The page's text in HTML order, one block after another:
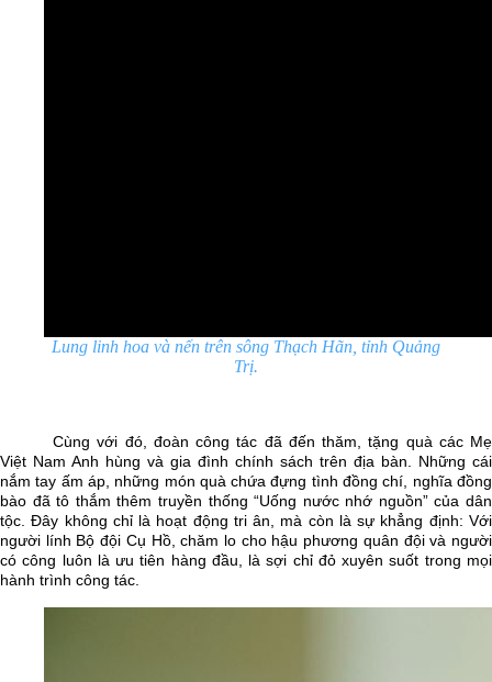
Lung linh hoa và nến trên sông Thạch Hãn, tỉnh Quảng
Trị.
Cùng với đó, đoàn công tác đã đến thăm, tặng quà các Mẹ
Việt Nam Anh hùng và gia đình chính sách trên địa bàn. Những cái
nắm tay ấm áp, những món quà chứa đựng tình đồng chí, nghĩa đồng
bào đã tô thắm thêm truyền thống “Uống nước nhớ nguồn” của dân
tộc. Đây không chỉ là hoạt động tri ân, mà còn là sự khẳng định: Với
người lính Bộ đội Cụ Hồ, chăm lo cho hậu phương quân đội và người
có công luôn là ưu tiên hàng đầu, là sợi chỉ đỏ xuyên suốt trong mọi
hành trình công tác.